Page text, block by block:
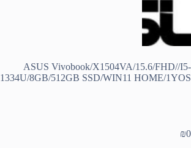
ASUS Vivobook/X1504VA/15.6/FHD//I5-
1334U/8GB/512GB SSD/WIN11 HOME/1YOS
₪0